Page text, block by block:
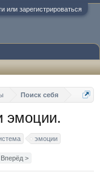
или зарегистрироваться
Поиск себя
эмоции.
эмоции
Вперёд >